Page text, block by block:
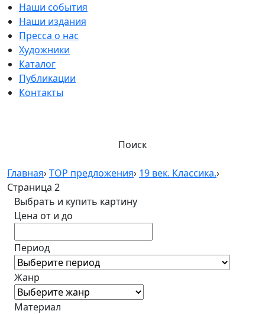
Наши события
Наши издания
Пресса о нас
Художники
Каталог
Публикации
Контакты
Поиск
Главная›TOP предложения› 19 век. Классика.›
Страница 2
Выбрать и купить картину
Цена от и до
Период
Жанр
Материал